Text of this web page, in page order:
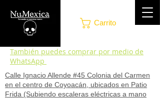
Carrito
También puedes comprar por medio de
WhatsApp
Calle Ignacio Allende #45 Colonia del Carmen
en el centro de Coyoacán, ubicados en Patio
Frida (Subiendo escaleras eléctricas a mano